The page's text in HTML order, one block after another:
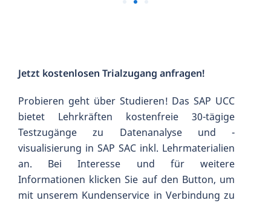
Jetzt kostenlosen Trialzugang anfragen!
Probieren geht über Studieren! Das SAP UCC
bietet Lehrkräften kostenfreie 30-tägige
Testzugänge zu Datenanalyse und -
visualisierung in SAP SAC inkl. Lehrmaterialien
an. Bei Interesse und für weitere
Informationen klicken Sie auf den Button, um
mit unserem Kundenservice in Verbindung zu